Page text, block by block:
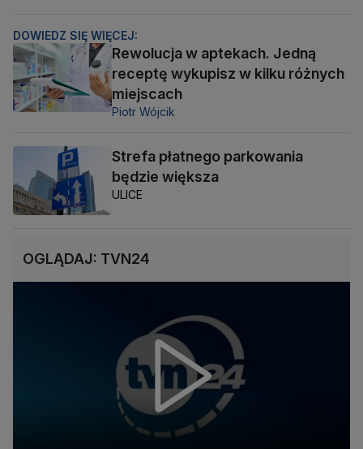
DOWIEDZ SIĘ WIĘCEJ:
Rewolucja w aptekach. Jedną
receptę wykupisz w kilku różnych
miejscach
Piotr Wójcik
Strefa płatnego parkowania
będzie większa
ULICE
OGLĄDAJ: TVN24